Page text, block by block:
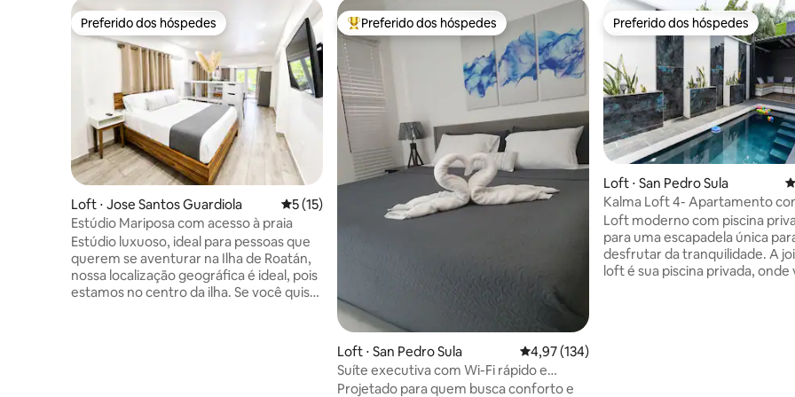
Preferido dos hóspedes
Preferido dos hóspedes
Loft ⋅ Jose Santos Guardiola 5 de uma avaliação média de 5, 15 avaliações
5 (15)
Estúdio Mariposa com acesso à praia
Estúdio luxuoso, ideal para pessoas que
querem se aventurar na Ilha de Roatán,
nossa localização geográfica é ideal, pois
estamos no centro da ilha. Se você quiser
Entre os melhores preferidos dos hóspedes
Preferido dos hóspedes
Loft ⋅ San Pedro Sula 4,97 de uma avaliação média de 5, 134
4,97 (134)
Suíte executiva com Wi-Fi rápido e
estacionamento privativo
Projetado para quem busca conforto e
Preferido dos hóspedes
Preferido dos hóspedes
Loft ⋅ San Pedro Sula
Kalma Loft 4- Apartamento
Privada
Loft moderno com piscina
para uma escapadela única
desfrutar da tranquilidade. A
loft é sua piscina privada, onde